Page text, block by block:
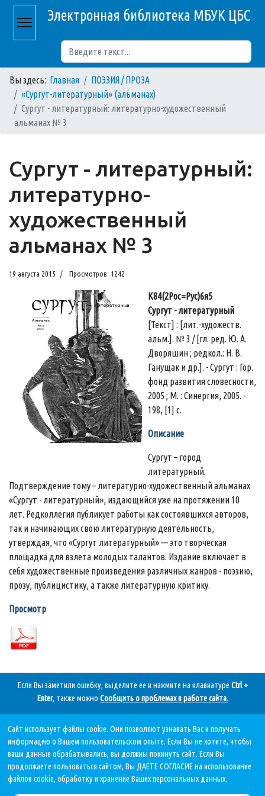
Электронная библиотека МБУК ЦБС
Вы здесь: Главная
ПОЭЗИЯ / ПРОЗА
«Сургут-литературный» (альманах)
Сургут - литературный: литературно-художественный
альманах № 3
Сургут - литературный:
литературно-
художественный
альманах № 3
19 августа 2015 Просмотров: 1242
К84(2Рос=Рус)6я5
Сургут - литературный
[Текст] : [лит.-художеств.
альм.]. № 3 / [гл. ред. Ю. А.
Дворяшин ; редкол.: Н. В.
Ганущак и др.]. - Сургут : Гор.
фонд развития словесности,
2005 ; М. : Синергия, 2005. -
198, [1] с.
Описание
Сургут – город
литературный.
Подтверждение тому – литературно-художественный альманах
«Сургут - литературный», издающийся уже на протяжении 10
лет. Редколлегия публикует работы как состоявшихся авторов,
так и начинающих свою литературную деятельность,
утверждая, что «Сургут литературный» — это творческая
площадка для взлета молодых талантов. Издание включает в
себя художественные произведения различных жанров - поэзию,
прозу, публицистику, а также литературную критику.
Просмотр
Если Вы заметили ошибку, выделите ее и нажмите на клавиатуре Ctrl +
Enter, также можно Сообщить о проблемах в работе сайта.
Дата последнего обновления:
05.08.2026, в 11 11.
Сайт использует файлы cookie. Они позволяют узнавать Вас и получать
информацию о Вашем пользовательском опыте. Если Вы не хотите, чтобы
ваши данные обрабатывались, вы должны покинуть сайт. Если Вы
продолжаете пользоваться сайтом, Вы ДАЕТЕ СОГЛАСИЕ на использование
файлов cookie, обработку и хранение Ваших персональных данных.